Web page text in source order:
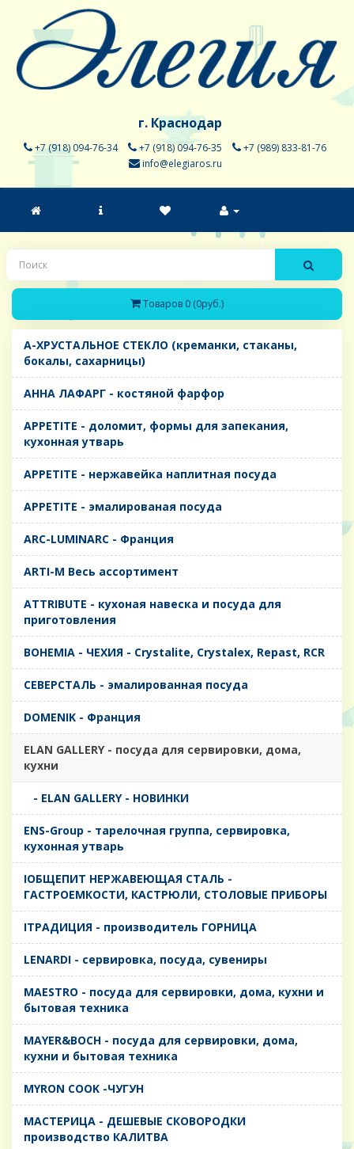
г. Краснодар
+7 (918) 094-76-34 +7 (918) 094-76-35
+7 (989) 833-81-76
info@elegiaros.ru
Товаров 0 (0руб.)
A-ХРУСТАЛЬНОЕ СТЕКЛО (креманки, стаканы,
бокалы, сахарницы)
AHHA ЛАФАРГ - костяной фарфор
APPETITE - доломит, формы для запекания,
кухонная утварь
APPETITE - нержавейка наплитная посуда
APPETITE - эмалированая посуда
ARC-LUMINARC - Франция
ARTI-M Весь ассортимент
ATTRIBUTE - кухоная навеска и посуда для
приготовления
BOHEMIA - ЧЕХИЯ - Crystalite, Crystalex, Repast, RCR
CЕВЕРСТАЛЬ - эмалированная посуда
DOMENIK - Франция
ELAN GALLERY - посуда для сервировки, дома,
кухни
- ELAN GALLERY - НОВИНКИ
ENS-Group - тарелочная группа, сервировка,
кухонная утварь
IОБЩЕПИТ НЕРЖАВЕЮЩАЯ СТАЛЬ -
ГАСТРОЕМКОСТИ, КАСТРЮЛИ, СТОЛОВЫЕ ПРИБОРЫ
IТРАДИЦИЯ - производитель ГОРНИЦА
LENARDI - сервировка, посуда, сувениры
MAESTRO - посуда для сервировки, дома, кухни и
бытовая техника
MAYER&BOCH - посуда для сервировки, дома,
кухни и бытовая техника
MYRON COOK -ЧУГУН
MАСТЕРИЦА - ДЕШЕВЫЕ СКОВОРОДКИ
производство КАЛИТВА